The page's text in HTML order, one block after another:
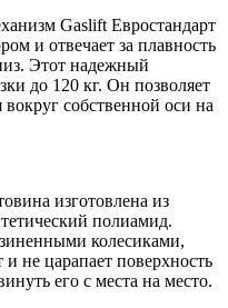
Gaslift Евростандарт
и отвечает за плавность
Этот надежный
до 120 кг. Он позволяет
собственной оси на
изготовлена из
полиамид.
колесиками,
и не царапает поверхность
его с места на место.